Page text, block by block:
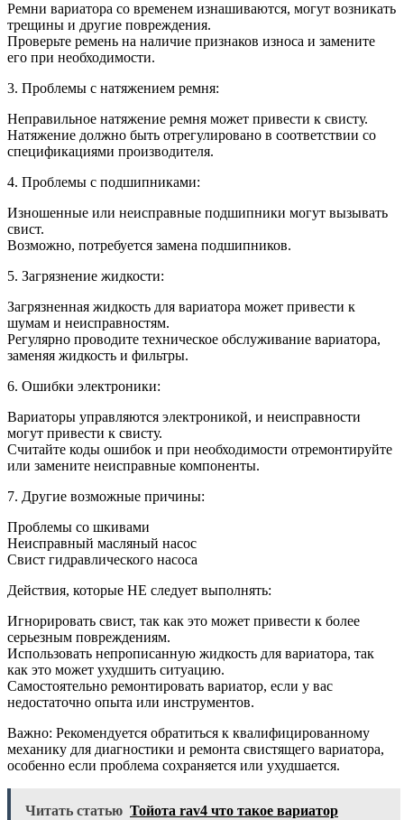
Ремни вариатора со временем изнашиваются, могут возникать
трещины и другие повреждения.
Проверьте ремень на наличие признаков износа и замените
его при необходимости.
3. Проблемы с натяжением ремня:
Неправильное натяжение ремня может привести к свисту.
Натяжение должно быть отрегулировано в соответствии со
спецификациями производителя.
4. Проблемы с подшипниками:
Изношенные или неисправные подшипники могут вызывать
свист.
Возможно, потребуется замена подшипников.
5. Загрязнение жидкости:
Загрязненная жидкость для вариатора может привести к
шумам и неисправностям.
Регулярно проводите техническое обслуживание вариатора,
заменяя жидкость и фильтры.
6. Ошибки электроники:
Вариаторы управляются электроникой, и неисправности
могут привести к свисту.
Считайте коды ошибок и при необходимости отремонтируйте
или замените неисправные компоненты.
7. Другие возможные причины:
Проблемы со шкивами
Неисправный масляный насос
Свист гидравлического насоса
Действия, которые НЕ следует выполнять:
Игнорировать свист, так как это может привести к более
серьезным повреждениям.
Использовать непрописанную жидкость для вариатора, так
как это может ухудшить ситуацию.
Самостоятельно ремонтировать вариатор, если у вас
недостаточно опыта или инструментов.
Важно: Рекомендуется обратиться к квалифицированному
механику для диагностики и ремонта свистящего вариатора,
особенно если проблема сохраняется или ухудшается.
Читать статью Тойота rav4 что такое вариатор